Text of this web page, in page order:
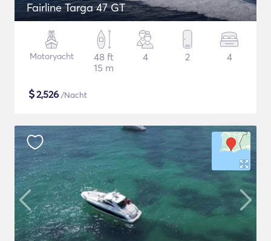
Fairline Targa 47 GT
Motoryacht
48 ft
15 m
4 2 4
$2,526 /Nacht